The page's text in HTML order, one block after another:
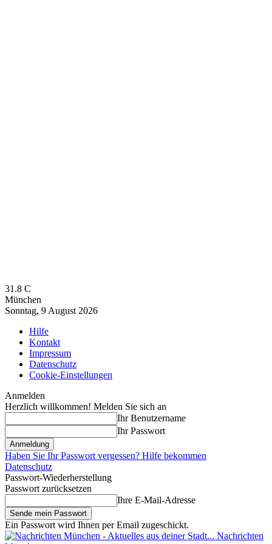
31.8 C
München
Sonntag, 9 August 2026
Hilfe
Kontakt
Impressum
Datenschutz
Cookie-Einstellungen
Anmelden
Herzlich willkommen! Melden Sie sich an
Ihr Benutzername
Ihr Passwort
Haben Sie Ihr Passwort vergessen? Hilfe bekommen
Datenschutz
Passwort-Wiederherstellung
Passwort zurücksetzen
Ihre E-Mail-Adresse
Ein Passwort wird Ihnen per Email zugeschickt.
Nachrichten